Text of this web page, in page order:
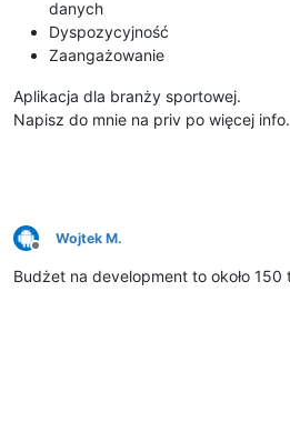
danych
Dyspozycyjność
Zaangażowanie
Aplikacja dla branży sportowej.
Napisz do mnie na priv po więcej info.
Niedostępny
Wojtek M.
Budżet na development to około 150